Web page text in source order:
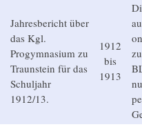
Jahresbericht über
das Kgl.
Progymnasium zu
Traunstein für das
Schuljahr
1912/13.
1912
bis
1913